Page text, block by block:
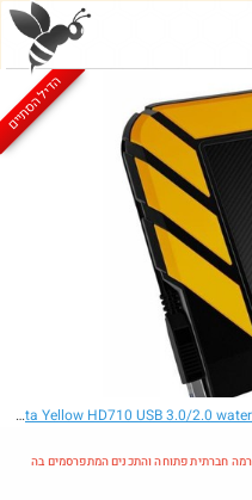
המתפרסמים בה הינם מטעם הגולשים.
החמים מוח כוורת
חדש בכוורת
הדיל הסתיים
- 1TB A data Yellow HD710 USB 3.0/
חברתית פתוחה והתכנים המתפרסמים בה